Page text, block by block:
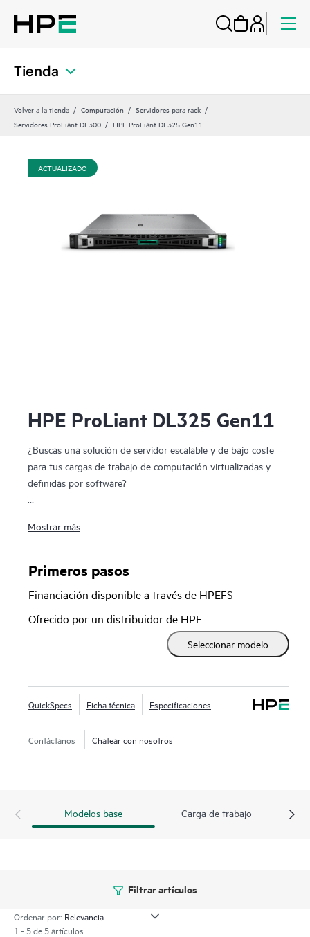
Tienda
Volver a la tienda Computación
Servidores para rack
Servidores ProLiant DL300
HPE ProLiant DL325 Gen11
ACTUALIZADO
HPE ProLiant DL325 Gen11
¿Buscas una solución de servidor escalable y de bajo coste
para tus cargas de trabajo de computación virtualizadas y
definidas por software?
1P de bajo coste que ofrece un valor excepcional que
red con una economización de 1P. Con los procesadores
AMD EPYC™ de la serie 9004 y 9005 de 4.ª y 5.ª
generación con hasta 160 núcleos, mayor ancho de banda
de memoria (hasta 3 TB), almacenamiento PCIe Gen5 E/S y
EDSFF de alta velocidad y compatibilidad con hasta dos
GPU en la parte frontal, este servidor es una magnífica
silicio afianza el firmware del servidor creando una huella
para el servidor seguro AMD que debe coincidir a la
perfección antes de que el servidor arranque. El servidor
HPE ProLiant DL325 Gen11 es una opción excelente para
procesador, memoria y ancho de banda de red.
Mostrar más
Primeros pasos
Financiación disponible a través de HPEFS
Ofrecido por un distribuidor de HPE
Seleccionar modelo
QuickSpecs Ficha técnica Especificaciones
Contáctanos Chatear con nosotros
Modelos base Carga de trabajo
Filtrar artículos
Ordenar por:
1 - 5 de 5 artículos